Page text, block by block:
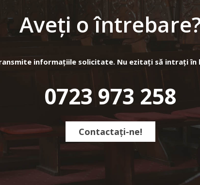
Aveți o
informațiile solicitate. Nu ezitați să intrați în
0723 973 258
Contactați-ne!